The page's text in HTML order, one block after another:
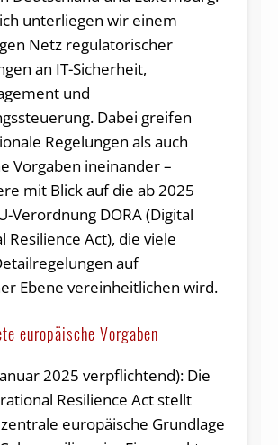
unterliegen wir einem
Netz regulatorischer
an IT-Sicherheit,
und
Dabei greifen
Regelungen als auch
Vorgaben ineinander –
mit Blick auf die ab 2025
Verordnung DORA (Digital
Resilience Act), die viele
auf
Ebene vereinheitlichen wird.
europäische Vorgaben
2025 verpflichtend): Die
Resilience Act stellt
europäische Grundlage